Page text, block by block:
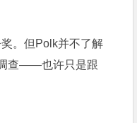
。但Polk并不了解
查——也许只是跟